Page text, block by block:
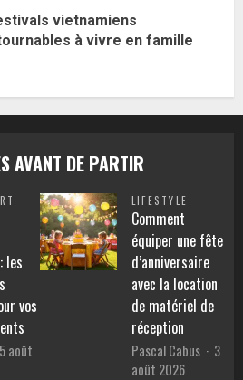
vietnamiens
à vivre en famille
AVANT DE PARTIR
les
vos
5 août
LIFESTYLE
Comment
équiper une fête
d’anniversaire
avec la location
de matériel de
réception
Pascal Cabus
3
août 2026